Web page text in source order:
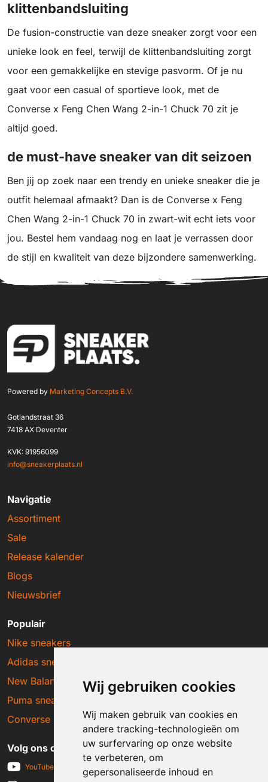
Wij gebruiken cookies
Wij maken gebruik van cookies en
andere tracking-technologieën om
uw surfervaring op onze website
te verbeteren, om
gepersonaliseerde inhoud en
klittenbandsluiting
De fusion-constructie van deze sneaker zorgt voor een
unieke look en feel, terwijl de klittenbandsluiting zorgt
voor een gemakkelijke en stevige pasvorm. Of je nu
gaat voor een casual of sportieve look, met de
Converse x Feng Chen Wang 2-in-1 Chuck 70 zit je
altijd goed.
de must-have sneaker van dit seizoen
Ben jij op zoek naar een trendy en unieke sneaker die je
outfit helemaal afmaakt? Dan is de Converse x Feng
Chen Wang 2-in-1 Chuck 70 in zwart-wit echt iets voor
jou. Bestel hem vandaag nog en laat je verrassen door
de stijl en kwaliteit van deze bijzondere samenwerking.
Powered by Marketing Concepts B.V.
Gotlandstraat 36
7418 AX Deventer
KVK: 91956099
info@sneakerplaats.nl
Navigatie
Assortiment
Sale
Release kalender
Blogs
Nieuwsbrief
Populair
Nike sneakers
Adidas sneakers
New Balance sneakers
Puma sneakers
Converse sneakers
Volg ons op social media
YouTube